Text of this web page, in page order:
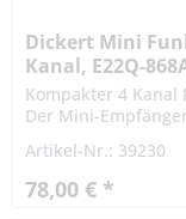
Dickert Mini
Kanal, E22Q-
Kompakter 4 Kanal
Der Mini-
alle vier Relais
Artikel-Nr.: 39230
78,00 € *